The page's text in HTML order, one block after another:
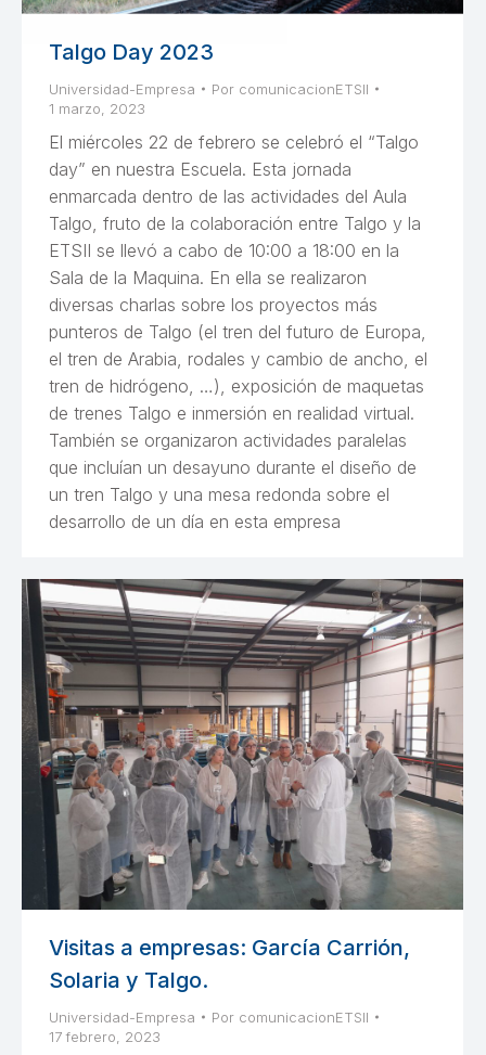
Talgo Day 2023
Universidad-Empresa Por comunicacionETSII
1 marzo, 2023
El miércoles 22 de febrero se celebró el “Talgo
day” en nuestra Escuela. Esta jornada
enmarcada dentro de las actividades del Aula
Talgo, fruto de la colaboración entre Talgo y la
ETSII se llevó a cabo de 10:00 a 18:00 en la
Sala de la Maquina. En ella se realizaron
diversas charlas sobre los proyectos más
punteros de Talgo (el tren del futuro de Europa,
el tren de Arabia, rodales y cambio de ancho, el
tren de hidrógeno, …), exposición de maquetas
de trenes Talgo e inmersión en realidad virtual.
También se organizaron actividades paralelas
que incluían un desayuno durante el diseño de
un tren Talgo y una mesa redonda sobre el
desarrollo de un día en esta empresa
Visitas a empresas: García Carrión,
Solaria y Talgo.
Universidad-Empresa Por comunicacionETSII
17 febrero, 2023